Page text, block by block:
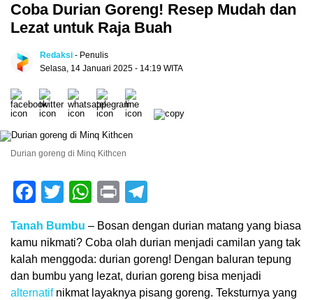
Coba Durian Goreng! Resep Mudah dan
Lezat untuk Raja Buah
Redaksi - Penulis
Selasa, 14 Januari 2025 - 14:19 WITA
Durian goreng di Minq Kithcen
Facebook
TwitterWhatsApp
Print
Tanah Bumbu – Bosan dengan durian matang yang biasa
kamu nikmati? Coba olah durian menjadi camilan yang tak
kalah menggoda: durian goreng! Dengan baluran tepung
dan bumbu yang lezat, durian goreng bisa menjadi
alternatifnikmat layaknya pisang goreng. Teksturnya yang